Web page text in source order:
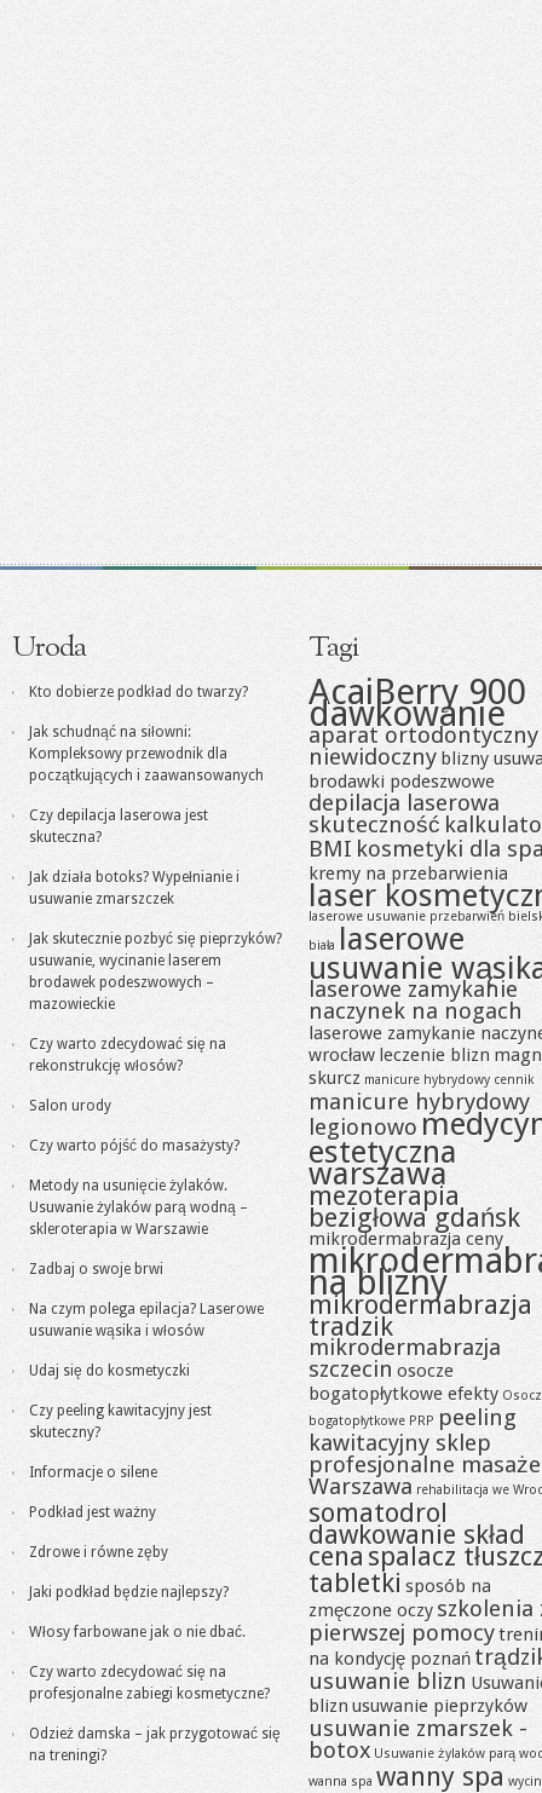
Uroda
Kto dobierze podkład do twarzy?
Jak schudnąć na siłowni:
Kompleksowy przewodnik dla
początkujących i zaawansowanych
Czy depilacja laserowa jest
skuteczna?
Jak działa botoks? Wypełnianie i
usuwanie zmarszczek
Jak skutecznie pozbyć się pieprzyków?
usuwanie, wycinanie laserem
brodawek podeszwowych –
mazowieckie
Czy warto zdecydować się na
rekonstrukcję włosów?
Salon urody
Czy warto pójść do masażysty?
Metody na usunięcie żylaków.
Usuwanie żylaków parą wodną –
skleroterapia w Warszawie
Zadbaj o swoje brwi
Na czym polega epilacja? Laserowe
usuwanie wąsika i włosów
Udaj się do kosmetyczki
Czy peeling kawitacyjny jest
skuteczny?
Informacje o silene
Podkład jest ważny
Zdrowe i równe zęby
Jaki podkład będzie najlepszy?
Włosy farbowane jak o nie dbać.
Czy warto zdecydować się na
profesjonalne zabiegi kosmetyczne?
Odzież damska – jak przygotować się
na treningi?
Tagi
AcaiBerry 900
dawkowanie
aparat ortodontyczny
niewidoczny blizny
brodawki podeszwowe
depilacja laserowa
skuteczność
BMI kosmetyki dla
kremy na przebarwienia
laser
laserowe usuwanie przebarwień
biała laserowe
usuwanie
laserowe zamykanie
naczynek na nogach
laserowe zamykanie
wrocław leczenie blizn
skurcz manicure hybrydowy cennik
manicure hybrydowy
legionowo
estetyczna
warszawa
mezoterapia
bezigłowa gdańsk
mikrodermabrazja ceny
na blizny
mikrodermabrazja
tradzik
mikrodermabrazja
szczecin osocze
bogatopłytkowe efekty
bogatopłytkowe PRP peeling
kawitacyjny sklep
profesjonalne masaże
Warszawa rehabilitacja we
somatodrol
dawkowanie skład
cena spalacz
tabletki sposób na
zmęczone oczy szkolenia
pierwszej pomocy
na kondycję poznań
usuwanie blizn
blizn usuwanie pieprzyków
usuwanie zmarszek -
botox Usuwanie żylaków parą
wanna spa wanny spa